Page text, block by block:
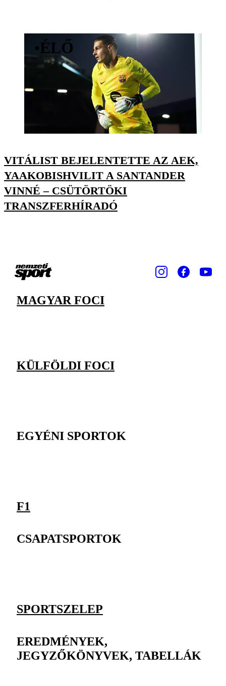
•ÉLŐ
VITÁLIST BEJELENTETTE AZ AEK,
YAAKOBISHVILIT A SANTANDER
VINNÉ – CSÜTÖRTÖKI
TRANSZFERHÍRADÓ
MAGYAR FOCI
KÜLFÖLDI FOCI
EGYÉNI SPORTOK
F1
CSAPATSPORTOK
SPORTSZELEP
EREDMÉNYEK,
JEGYZŐKÖNYVEK, TABELLÁK